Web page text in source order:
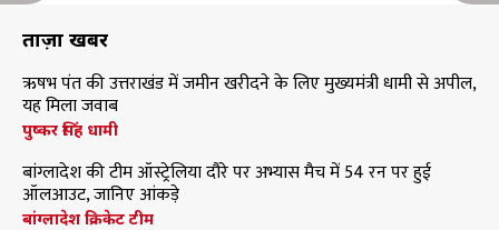
ताज़ा खबरें
ऋषभ पंत की उत्तराखंड में जमीन खरीदने के लिए मुख्यमंत्री धामी से अपील,
यह मिला जवाब
पुष्कर सिंह धामी
बांग्लादेश की टीम ऑस्ट्रेलिया दौरे पर अभ्यास मैच में 54 रन पर हुई
ऑलआउट, जानिए आंकड़े
बांग्लादेश क्रिकेट टीम